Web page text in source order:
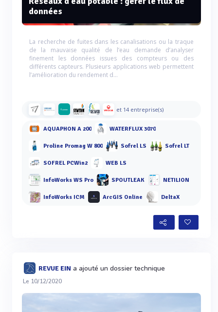
données
La recherche de fuites dans les canalisations ou la traque
de la mauvaise qualité de l’eau demande d’analyser
finement les données issues des compteurs ou des
différents capteurs. Plusieurs applications web permettent
l’amélioration du rendement d...
et 14 entreprise(s)
AQUAPHON A 200 WATERFLUX 3070
Proline Promag W 800 Sofrel LS Sofrel LT
SOFREL PCWin2 WEB LS
InfoWorks WS Pro SPOUTLEAK NETILION
InfoWorks ICM ArcGIS Online DeltaX
REVUE EIN a ajouté un dossier technique
Le 10/12/2020